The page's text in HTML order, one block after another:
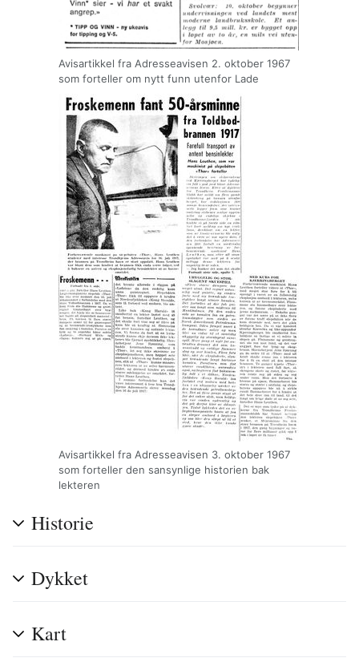
Avisartikkel fra Adresseavisen 2. oktober 1967
som forteller om nytt funn utenfor Lade
Avisartikkel fra Adresseavisen 3. oktober 1967
som forteller den sansynlige historien bak
lekteren
Historie
Dykket
Kart